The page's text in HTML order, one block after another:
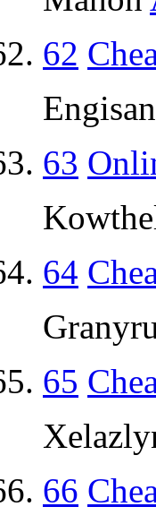
62
63
64
65
66